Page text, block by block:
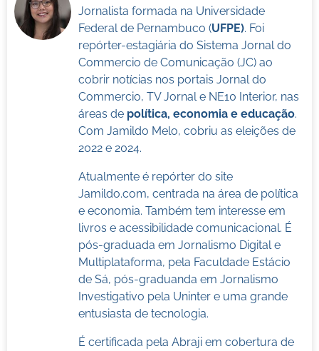
Jornalista formada na Universidade
Federal de Pernambuco (UFPE). Foi
repórter-estagiária do Sistema Jornal do
Commercio de Comunicação (JC) ao
cobrir notícias nos portais Jornal do
Commercio, TV Jornal e NE10 Interior, nas
áreas de política, economia e educação.
Com Jamildo Melo, cobriu as eleições de
2022 e 2024.
Atualmente é repórter do site
Jamildo.com, centrada na área de política
e economia. Também tem interesse em
livros e acessibilidade comunicacional. É
pós-graduada em Jornalismo Digital e
Multiplataforma, pela Faculdade Estácio
de Sá, pós-graduanda em Jornalismo
Investigativo pela Uninter e uma grande
entusiasta de tecnologia.
É certificada pela Abraji em cobertura de